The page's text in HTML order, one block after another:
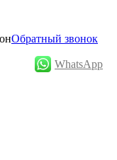
Обратный звонок
WhatsApp